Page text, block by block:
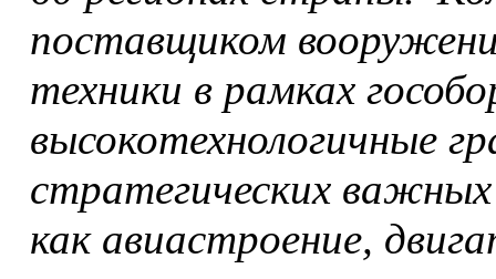
поставщиком
техники в рамках
высокотехнологичные
стратегических
как авиастроение,